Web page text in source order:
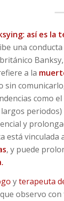
así es
una conducta
a la
como el
periodos)
y
está vinculada
, y puede
yterapeuta
que observo con